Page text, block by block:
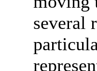
several